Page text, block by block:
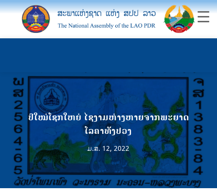
ປີໃໝ່ໂຊກໃຫຍ່ ໄຊງາມຫ່າງຫາຍຈາກພະຍາດ
ໂລຄາທັງປວງ
ມ.ສ. 12, 2022